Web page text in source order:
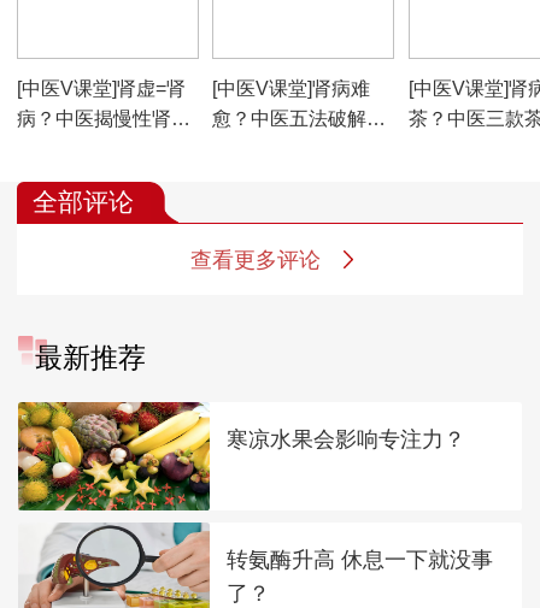
[中医V课堂]肾虚=肾
病？中医揭慢性肾病
[中医V课堂]肾病难
愈？中医五法破解有
[中医V课堂]肾
茶？中医三款
全部评论
查看更多评论
最新推荐
寒凉水果会影响专注力？
转氨酶升高 休息一下就没事
了？